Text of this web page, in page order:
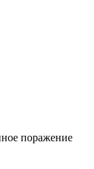
поражение